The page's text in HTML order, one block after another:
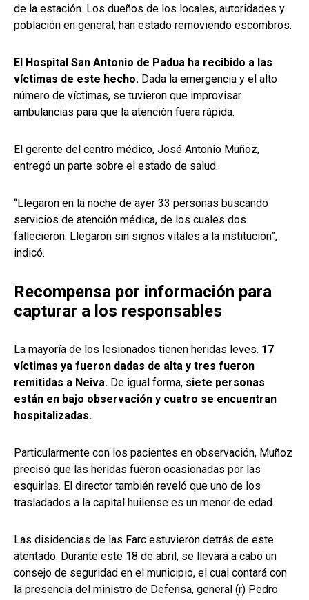
de la estación. Los dueños de los locales, autoridades y
población en general; han estado removiendo escombros.
El Hospital San Antonio de Padua ha recibido a las
víctimas de este hecho. Dada la emergencia y el alto
número de víctimas, se tuvieron que improvisar
ambulancias para que la atención fuera rápida.
El gerente del centro médico, José Antonio Muñoz,
entregó un parte sobre el estado de salud.
“Llegaron en la noche de ayer 33 personas buscando
servicios de atención médica, de los cuales dos
fallecieron. Llegaron sin signos vitales a la institución”,
indicó.
Recompensa por información para
capturar a los responsables
La mayoría de los lesionados tienen heridas leves. 17
víctimas ya fueron dadas de alta y tres fueron
remitidas a Neiva. De igual forma, siete personas
están en bajo observación y cuatro se encuentran
hospitalizadas.
Particularmente con los pacientes en observación, Muñoz
precisó que las heridas fueron ocasionadas por las
esquirlas. El director también reveló que uno de los
trasladados a la capital huilense es un menor de edad.
Las disidencias de las Farc estuvieron detrás de este
atentado. Durante este 18 de abril, se llevará a cabo un
consejo de seguridad en el municipio, el cual contará con
la presencia del ministro de Defensa, general (r) Pedro